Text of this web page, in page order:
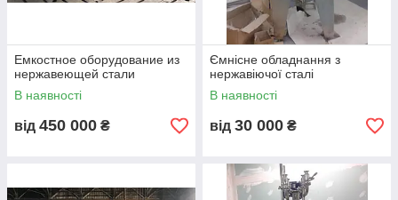
Рамна затяжка
Пропелерна заважка
Емкостное оборудование из
нержавеющей стали
В наявності
від 450 000 ₴
Ємнісне обладнання з
нержавіючої сталі
В наявності
від 30 000 ₴